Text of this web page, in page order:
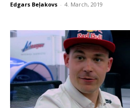
Edgars Beļakovs - 4. March, 2019